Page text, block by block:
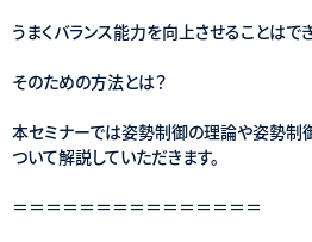
うまくバランス能力を向上させることはで
そのための方法とは？
本セミナーでは姿勢制御の理論や姿勢制
ついて解説していただきます。
＝＝＝＝＝＝＝＝＝＝＝＝＝＝＝